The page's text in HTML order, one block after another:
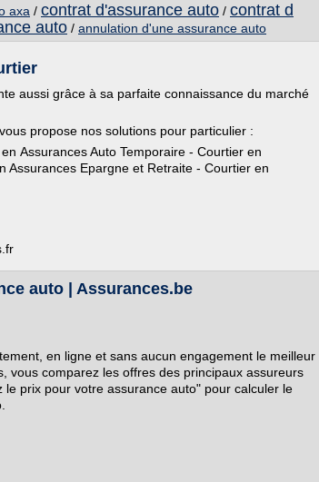
axa / contrat d'assurance auto / contrat d
auto / annulation d'une assurance auto
aussi grâce à sa parfaite connaissance du marché
propose nos solutions pour particulier :
Assurances Auto Temporaire - Courtier en
Assurances Epargne et Retraite - Courtier en
auto | Assurances.be
en ligne et sans aucun engagement le meilleur
vous comparez les offres des principaux assureurs
prix pour votre assurance auto" pour calculer le